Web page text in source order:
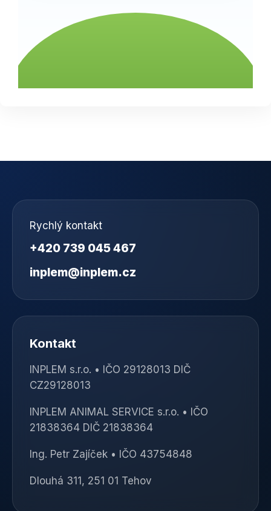
Rychlý kontakt
+420 739 045 467
inplem@inplem.cz
Kontakt
INPLEM s.r.o. • IČO 29128013 DIČ
CZ29128013
INPLEM ANIMAL SERVICE s.r.o. • IČO
21838364 DIČ 21838364
Ing. Petr Zajíček • IČO 43754848
Dlouhá 311, 251 01 Tehov